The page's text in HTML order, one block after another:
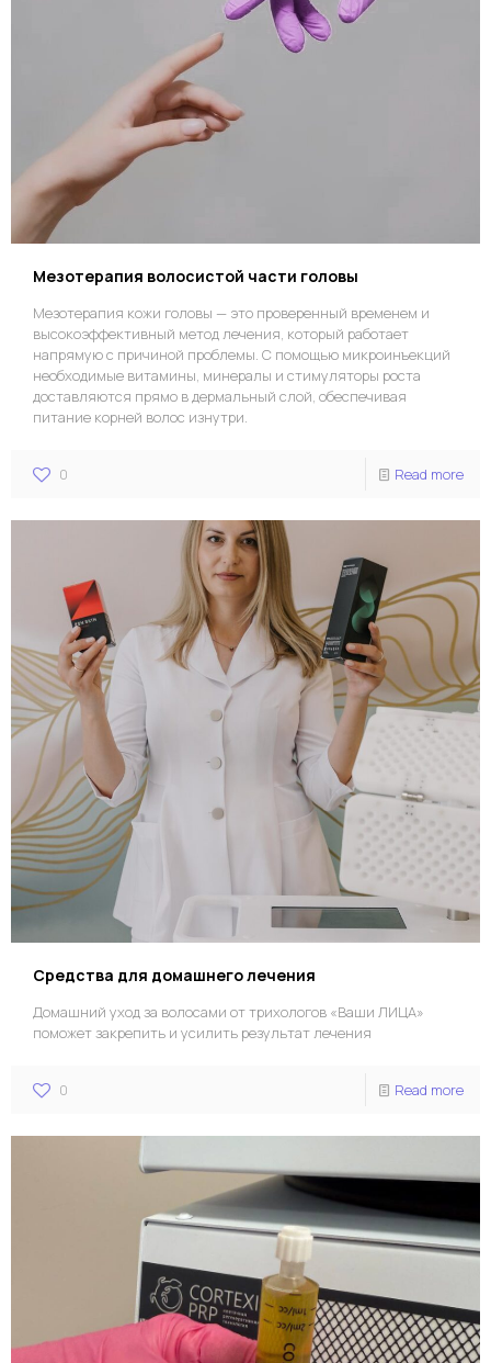
Мезотерапия волосистой части головы
Мезотерапия кожи головы — это проверенный временем и
высокоэффективный метод лечения, который работает
напрямую с причиной проблемы. С помощью микроинъекций
необходимые витамины, минералы и стимуляторы роста
доставляются прямо в дермальный слой, обеспечивая
питание корней волос изнутри.
0 Read more
Средства для домашнего лечения
Домашний уход за волосами от трихологов «Ваши ЛИЦА»
поможет закрепить и усилить результат лечения
0 Read more